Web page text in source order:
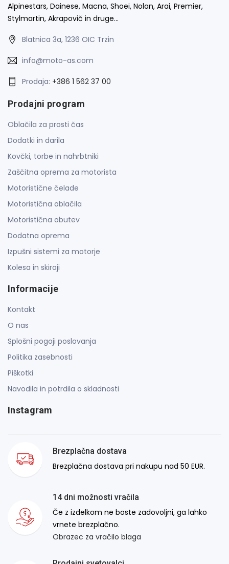
Alpinestars, Dainese, Macna, Shoei, Nolan, Arai, Premier,
Stylmartin, Akrapovič in druge…
Blatnica 3a, 1236 OIC Trzin
info@moto-as.com
Prodaja: +386 1 562 37 00
Prodajni program
Oblačila za prosti čas
Dodatki in darila
Kovčki, torbe in nahrbtniki
Zaščitna oprema za motorista
Motoristične čelade
Motoristična oblačila
Motoristična obutev
Dodatna oprema
Izpušni sistemi za motorje
Kolesa in skiroji
Informacije
Kontakt
O nas
Splošni pogoji poslovanja
Politika zasebnosti
Piškotki
Navodila in potrdila o skladnosti
Instagram
Brezplačna dostava
Brezplačna dostava pri nakupu nad 50 EUR.
14 dni možnosti vračila
Če z izdelkom ne boste zadovoljni, ga lahko
vrnete brezplačno.
Obrazec za vračilo blaga